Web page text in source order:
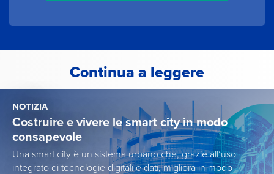
Continua a leggere
NOTIZIA
Costruire e vivere le smart city in modo
consapevole
Una smart city è un sistema urbano che, grazie all’uso
integrato di tecnologie digitali e dati, migliora in modo